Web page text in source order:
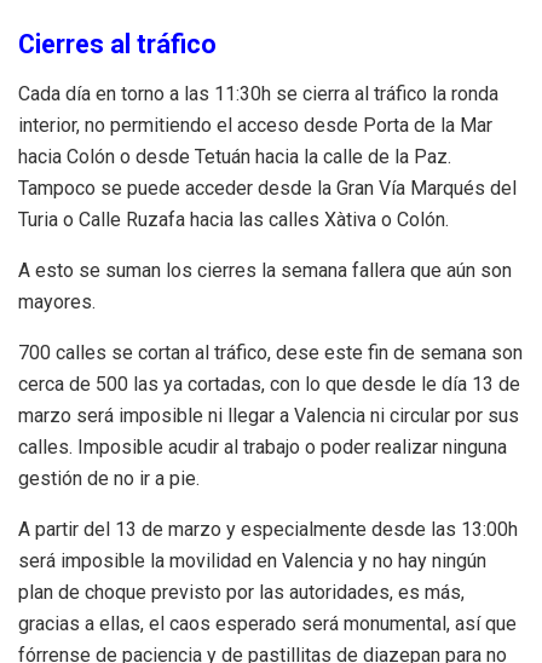
Cierres al tráfico
Cada día en torno a las 11:30h se cierra al tráfico la ronda
interior, no permitiendo el acceso desde Porta de la Mar
hacia Colón o desde Tetuán hacia la calle de la Paz.
Tampoco se puede acceder desde la Gran Vía Marqués del
Turia o Calle Ruzafa hacia las calles Xàtiva o Colón.
A esto se suman los cierres la semana fallera que aún son
mayores.
700 calles se cortan al tráfico, dese este fin de semana son
cerca de 500 las ya cortadas, con lo que desde le día 13 de
marzo será imposible ni llegar a Valencia ni circular por sus
calles. Imposible acudir al trabajo o poder realizar ninguna
gestión de no ir a pie.
A partir del 13 de marzo y especialmente desde las 13:00h
será imposible la movilidad en Valencia y no hay ningún
plan de choque previsto por las autoridades, es más,
gracias a ellas, el caos esperado será monumental, así que
fórrense de paciencia y de pastillitas de diazepan para no